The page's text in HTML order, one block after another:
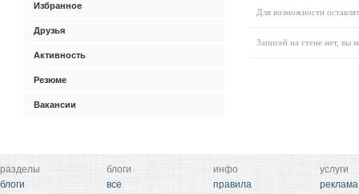
Для возможности
Записей на стене нет, вы
Избранное
Друзья
Активность
Резюме
Вакансии
разделы
блоги
блоги
все
инфо
правила
услуги
реклама